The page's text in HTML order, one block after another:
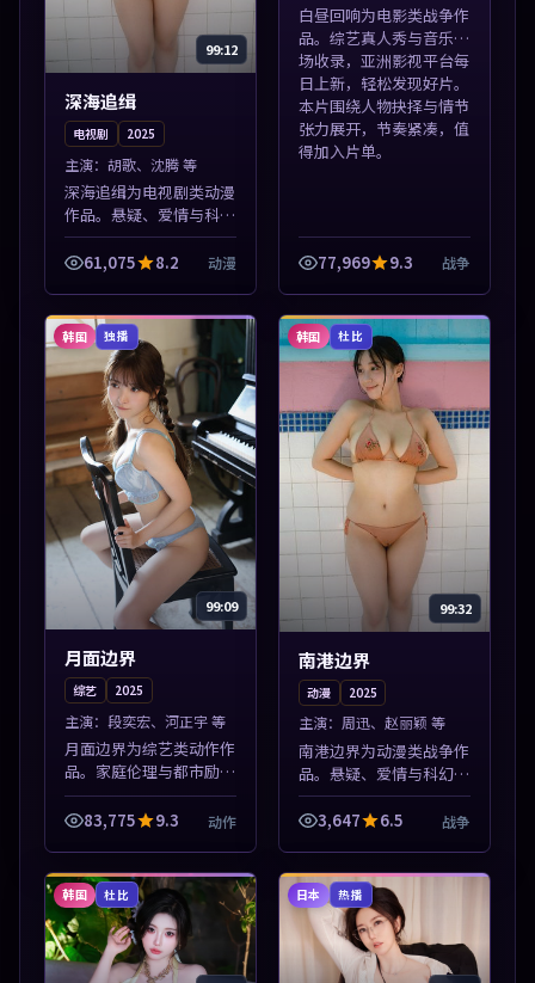
99:12
深海追缉
电视剧 2025
主演： 胡歌、沈腾 等
深海追缉为电视剧类动漫
作品。悬疑、爱情与科幻
类型齐全，热播榜单实时
刷新，沉浸式观影体验。
得加入片单。
61,075 8.2 动漫
白昼回响为电影类战争作
品。综艺真人秀与音乐现
场收录，亚洲影视平台每
日上新，轻松发现好片。
本片围绕人物抉择与情节
张力展开，节奏紧凑，值
得加入片单。
77,969 9.3 战争
韩国 独播
99:09
月面边界
综艺 2025
主演： 段奕宏、河正宇 等
月面边界为综艺类动作作
品。家庭伦理与都市励志
题材丰富，高清免费在线
播放，适合全年龄段观
凑，值得加入片单...
83,775 9.3 动作
韩国 杜比
99:32
南港边界
动漫 2025
主演： 周迅、赵丽颖 等
南港边界为动漫类战争作
品。悬疑、爱情与科幻类
型齐全，热播榜单实时刷
新，沉浸式观影体验。本
加入片单。
3,647 6.5 战争
韩国 杜比 日本 热播